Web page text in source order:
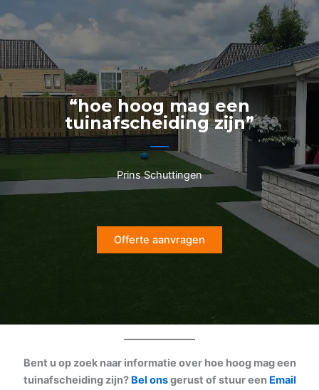
naar
de
inhoud
“hoe hoog mag een
tuinafscheiding zijn”
Prins Schuttingen
Offerte aanvragen
Bent u op zoek naar informatie over hoe hoog mag een
tuinafscheiding zijn? Bel onsgerust of stuur een Email